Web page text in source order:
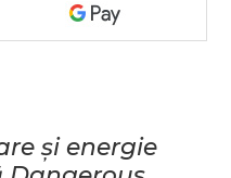
și energie